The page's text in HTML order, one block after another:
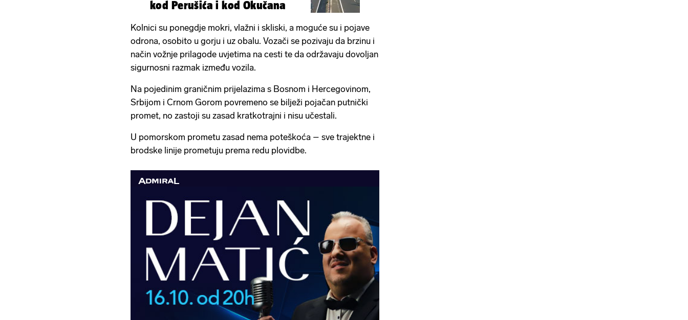
kod Perušića i kod Okučana
Kolnici su ponegdje mokri, vlažni i skliski, a moguće su i pojave
odrona, osobito u gorju i uz obalu. Vozači se pozivaju da brzinu i
način vožnje prilagode uvjetima na cesti te da održavaju dovoljan
sigurnosni razmak između vozila.
Na pojedinim graničnim prijelazima s Bosnom i Hercegovinom,
Srbijom i Crnom Gorom povremeno se bilježi pojačan putnički
promet, no zastoji su zasad kratkotrajni i nisu učestali.
U pomorskom prometu zasad nema poteškoća – sve trajektne i
brodske linije prometuju prema redu plovidbe.